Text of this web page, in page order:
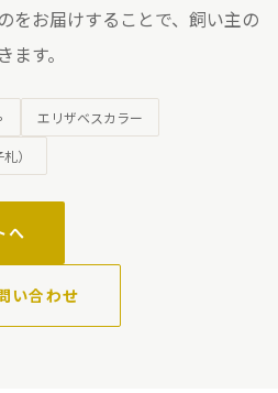
をお届けすることで、飼い主の
す。
エリザベスカラー
）
へ
い合わせ